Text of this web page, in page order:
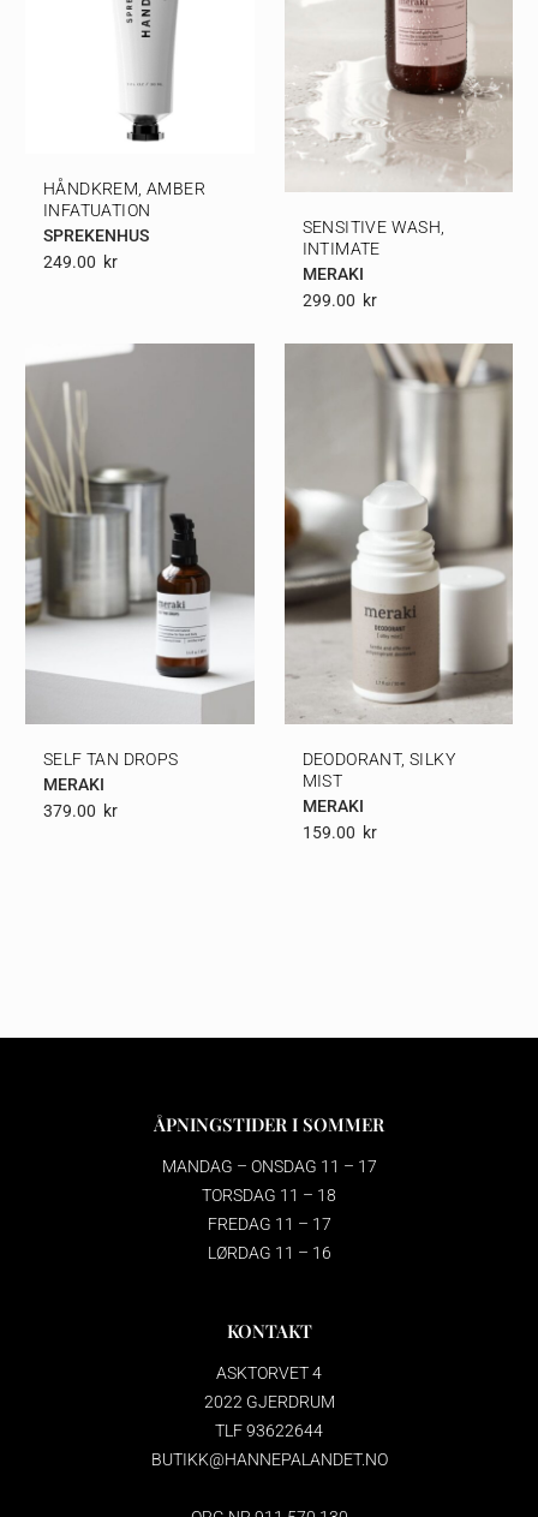
HÅNDKREM, AMBER
INFATUATION
SPREKENHUS
249.00 Kr
SENSITIVE WASH,
INTIMATE
MERAKI
299.00 Kr
SELF TAN DROPS
MERAKI
379.00 Kr
DEODORANT, SILKY
MIST
MERAKI
159.00 Kr
ÅPNINGSTIDER I SOMMER
MANDAG – ONSDAG 11 – 17
TORSDAG 11 – 18
FREDAG 11 – 17
LØRDAG 11 – 16
KONTAKT
ASKTORVET 4
2022 GJERDRUM
TLF 93622644
BUTIKK@HANNEPALANDET.NO